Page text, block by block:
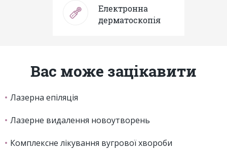
Електронна
дерматоскопія
Вас може зацікавити
Лазерна епіляція
Лазерне видалення новоутворень
Комплексне лікування вугрової хвороби